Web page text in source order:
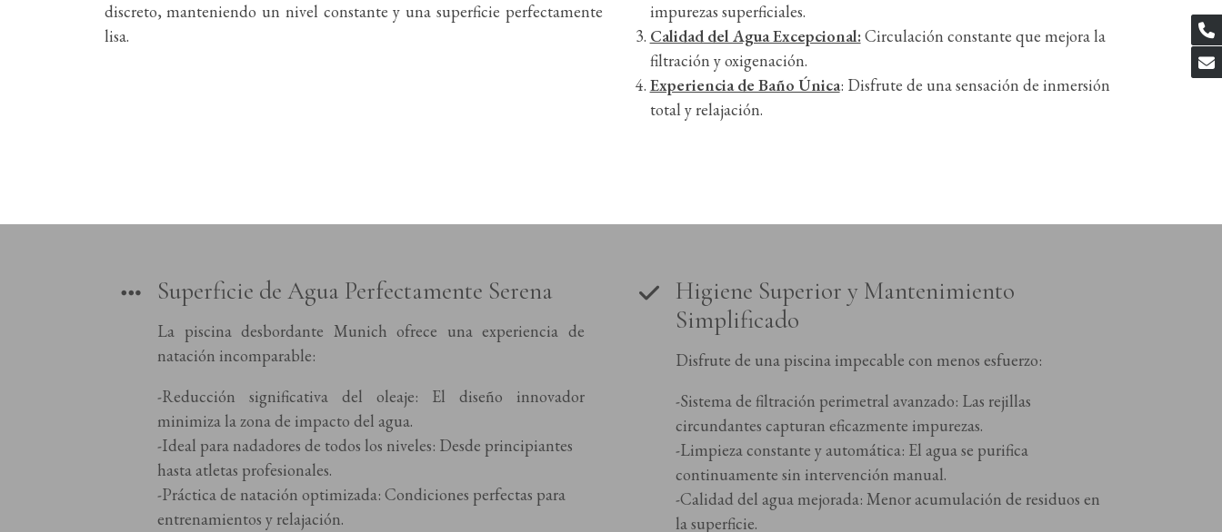
discreto, manteniendo un nivel constante y una superficie perfectamente
lisa.
impurezas superficiales.
Calidad del Agua Excepcional:Circulación constante que mejora la
filtración y oxigenación.
Experiencia de Baño Única: Disfrute de una sensación de inmersión
total y relajación.
Superficie de Agua Perfectamente Serena
La piscina desbordante Munich ofrece una experiencia de
natación incomparable:
-Reducción significativa del oleaje: El diseño innovador
minimiza la zona de impacto del agua.
-Ideal para nadadores de todos los niveles: Desde principiantes
hasta atletas profesionales.
-Práctica de natación optimizada: Condiciones perfectas para
entrenamientos y relajación.
Higiene Superior y Mantenimiento
Simplificado
Disfrute de una piscina impecable con menos esfuerzo:
-Sistema de filtración perimetral avanzado: Las rejillas
circundantes capturan eficazmente impurezas.
-Limpieza constante y automática: El agua se purifica
continuamente sin intervención manual.
-Calidad del agua mejorada: Menor acumulación de residuos en
la superficie.